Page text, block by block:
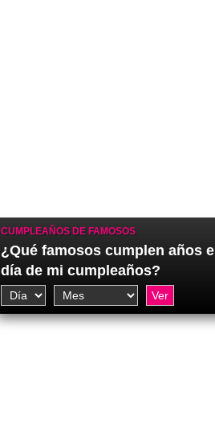
CUMPLEAÑOS DE FAMOSOS
¿Qué famosos cumplen años el
día de mi cumpleaños?